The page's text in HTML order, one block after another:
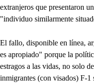
extranjeros que presentaron
"individuo similarmente
El fallo, disponible en línea,
es apropiado" porque la
estragos a las vidas, no solo
inmigrantes (con visados) F-1